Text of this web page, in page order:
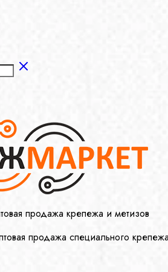
продажа крепежа и метизов
продажа специального